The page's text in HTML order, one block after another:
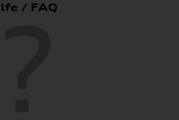
/ FAQ